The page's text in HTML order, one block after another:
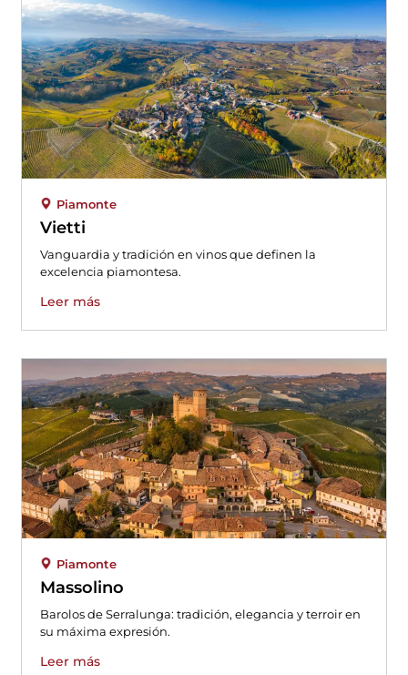
Piamonte
Vietti
Vanguardia y tradición en vinos que definen la
excelencia piamontesa.
Leer más
Piamonte
Massolino
Barolos de Serralunga: tradición, elegancia y terroir en
su máxima expresión.
Leer más